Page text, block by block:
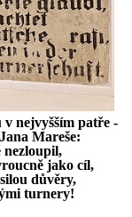
v nejvyšším patře -
Mareše:
nezloupil,
jako cíl,
důvěry,
turnery!